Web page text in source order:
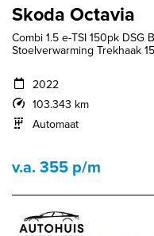
Skoda Octavia
Combi 1.5 e-TSI 150pk DSG
Stoelverwarming Trekhaak
2022
103.343 km
Automaat
v.a. 355 p/m